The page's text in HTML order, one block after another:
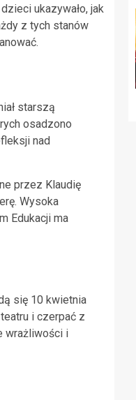
ukazywało, jak
z tych stanów
starszą
osadzono
nad
przez Klaudię
Wysoka
Edukacji ma
się 10 kwietnia
i czerpać z
wrażliwości i